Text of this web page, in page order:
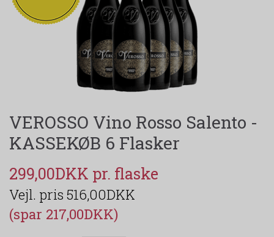
VEROSSO Vino Rosso Salento -
KASSEKØB 6 Flasker
299,00DKK
516,00DKK
(spar 217,00DKK)